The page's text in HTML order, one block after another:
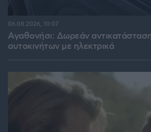
Αγαθονήσι: Δωρεάν
αυτοκινήτων με ηλεκτρικά
06.08.2026, 10:07